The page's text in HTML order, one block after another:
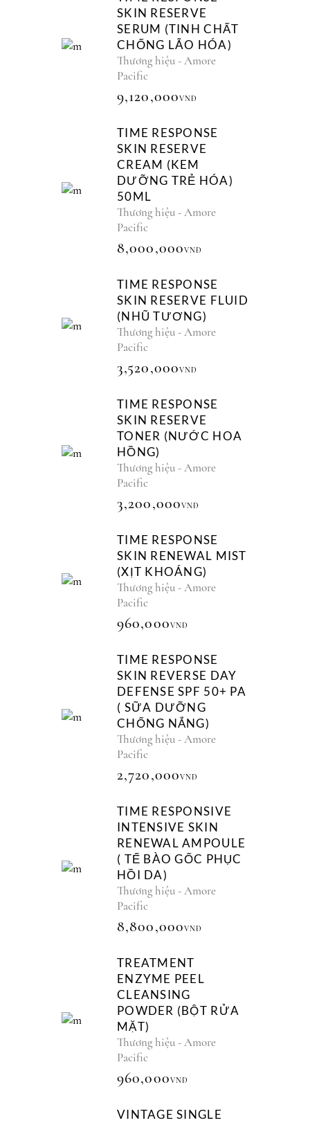
SKIN RESERVE
SERUM (TINH CHẤT
CHỐNG LÃO HÓA)
Thương hiệu - Amore
Pacific
9,120,000VNĐ
TIME RESPONSE
SKIN RESERVE
CREAM (KEM
DƯỠNG TRẺ HÓA)
50ML
Thương hiệu - Amore
Pacific
8,000,000VNĐ
TIME RESPONSE
SKIN RESERVE FLUID
(NHŨ TƯƠNG)
Thương hiệu - Amore
Pacific
3,520,000VNĐ
TIME RESPONSE
SKIN RESERVE
TONER (NƯỚC HOA
HỒNG)
Thương hiệu - Amore
Pacific
3,200,000VNĐ
TIME RESPONSE
SKIN RENEWAL MIST
(XỊT KHOÁNG)
Thương hiệu - Amore
Pacific
960,000VNĐ
TIME RESPONSE
SKIN REVERSE DAY
DEFENSE SPF 50+ PA
( SỮA DƯỠNG
CHỐNG NẮNG)
Thương hiệu - Amore
Pacific
2,720,000VNĐ
TIME RESPONSIVE
INTENSIVE SKIN
RENEWAL AMPOULE
( TẾ BÀO GỐC PHỤC
HỒI DA)
Thương hiệu - Amore
Pacific
8,800,000VNĐ
TREATMENT
ENZYME PEEL
CLEANSING
POWDER (BỘT RỬA
MẶT)
Thương hiệu - Amore
Pacific
960,000VNĐ
VINTAGE SINGLE